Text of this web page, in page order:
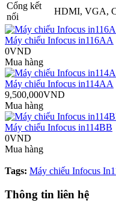
Cổng kết
nối
HDMI, VGA,
Máy chiếu Infocus in116AA
0VND
Mua hàng
Máy chiếu Infocus in114AA
9,500,000VND
Mua hàng
Máy chiếu Infocus in114BB
0VND
Mua hàng
Tags: Máy chiếu Infocus
Thông tin liên hệ